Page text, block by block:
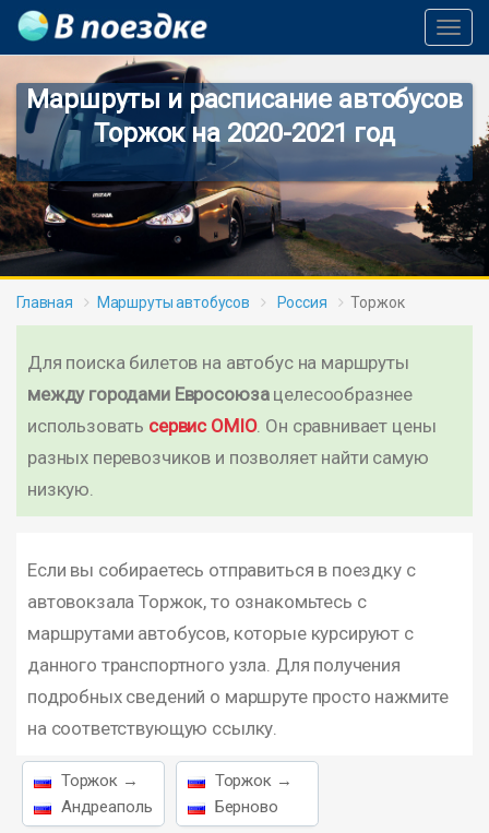
Маршруты и расписание автобусов
Торжок на 2020-2021 год
Главная Маршруты автобусов Россия Торжок
Для поиска билетов на автобус на маршруты
между городами Евросоюзацелесообразнее
использовать сервис OMIO. Он сравнивает цены
разных перевозчиков и позволяет найти самую
низкую.
Если вы собираетесь отправиться в поездку с
автовокзала Торжок, то ознакомьтесь с
маршрутами автобусов, которые курсируют с
данного транспортного узла. Для получения
подробных сведений о маршруте просто нажмите
на соответствующую ссылку.
Торжок →
Андреаполь
Торжок →
Берново